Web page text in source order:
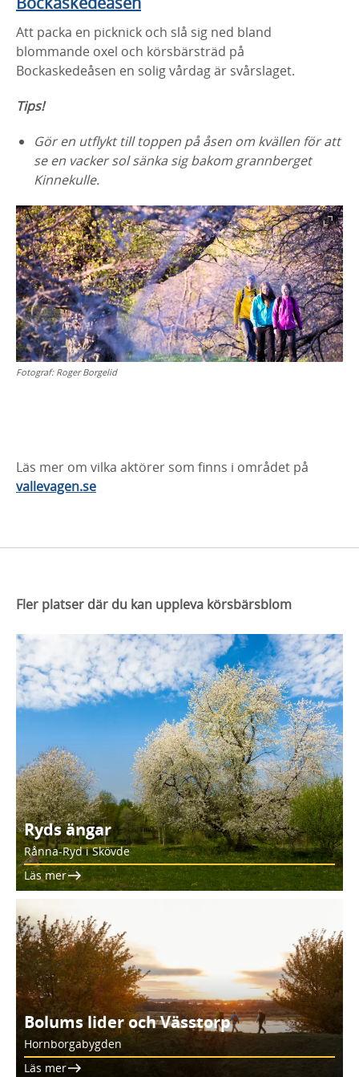
Att packa en picknick och slå sig ned bland
blommande oxel och körsbärsträd på
Bockaskedeåsen en solig vårdag är svårslaget.
Tips!
Gör en utflykt till toppen på åsen om kvällen för att
se en vacker sol sänka sig bakom grannberget
Kinnekulle.
Fotograf: Roger Borgelid
Läs mer om vilka aktörer som finns i området på
vallevagen.se
Fler platser där du kan uppleva körsbärsblom
Ryds ängar
Rånna-Ryd i Skövde
Läs mer
Bolums lider och Vässtorp
Hornborgabygden
Läs mer